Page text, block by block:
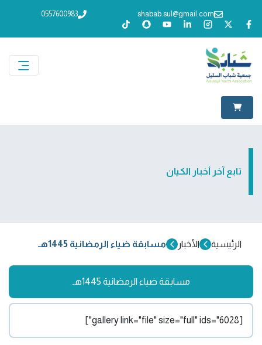
shabab.sul@gmail.com
0557600983
تابع آخر أخبار الكيان
الرئيسية الأخبار مسابقة ضياء الرمضانية 1445هـ
مسابقة ضياء الرمضانية 1445هـ
[gallery link="file" size="full" ids="6028"]